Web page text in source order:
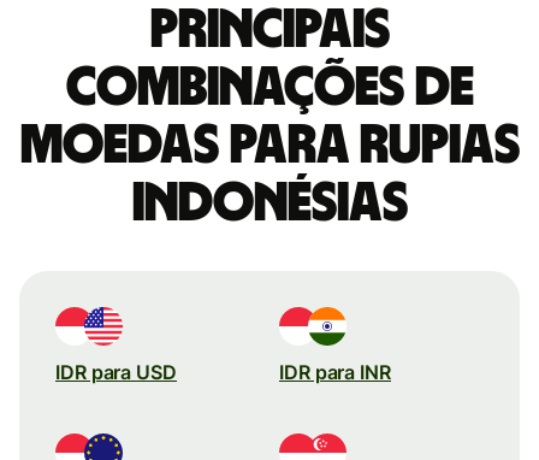
Principais
combinações de
moedas para Rupias
indonésias
IDR para USD IDR para INR